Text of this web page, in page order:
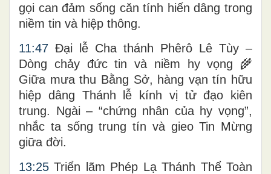
gọi can đảm sống căn tính hiến dâng trong
niềm tin và hiệp thông.
11:47 Đại lễ Cha thánh Phêrô Lê Tùy –
Dòng chảy đức tin và niềm hy vọng 🌾
Giữa mưa thu Bằng Sở, hàng vạn tín hữu
hiệp dâng Thánh lễ kính vị tử đạo kiên
trung. Ngài – “chứng nhân của hy vọng”,
nhắc ta sống trung tín và gieo Tin Mừng
giữa đời.
13:25 Triển lãm Phép Lạ Thánh Thể Toàn